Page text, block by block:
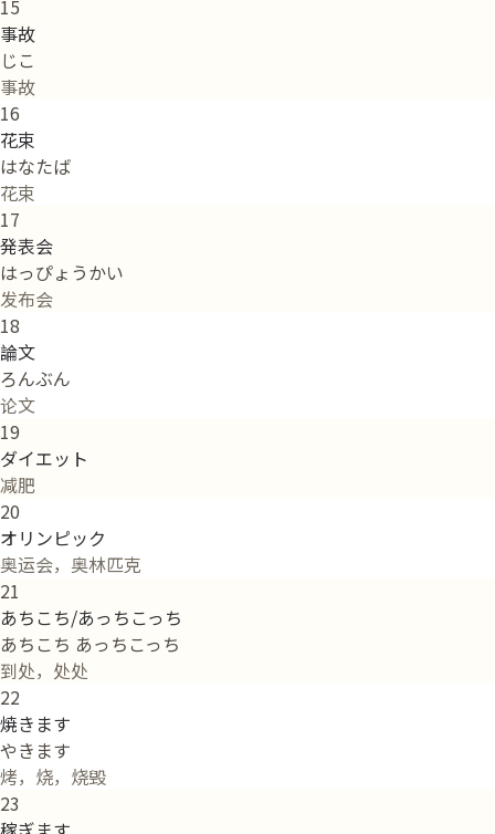
15
事故
じこ
事故
16
花束
はなたば
花束
17
発表会
はっぴょうかい
发布会
18
論文
ろんぶん
论文
19
ダイエット
减肥
20
オリンピック
奥运会，奥林匹克
21
あちこち/あっちこっち
あちこち あっちこっち
到处，处处
22
焼きます
やきます
烤，烧，烧毁
23